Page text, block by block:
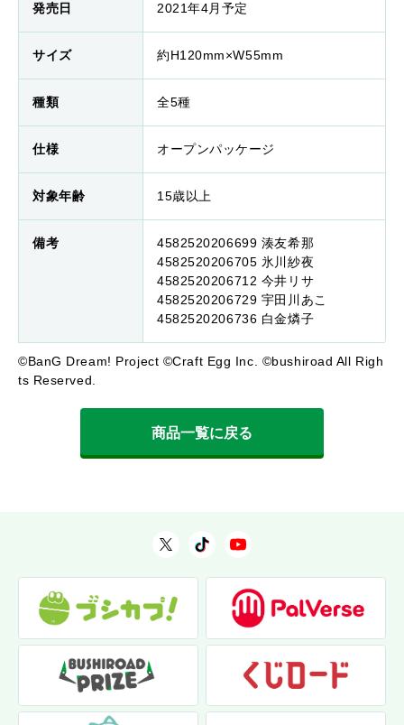
発売日 2021年4月予定
サイズ 約H120mm×W55mm
種類 全5種
仕様 オープンパッケージ
対象年齢 15歳以上
備考
4582520206699 湊友希那
4582520206705 氷川紗夜
4582520206712 今井リサ
4582520206729 宇田川あこ
4582520206736 白金燐子
©BanG Dream! Project ©Craft Egg Inc. ©bushiroad All Righ
ts Reserved.
商品一覧に戻る